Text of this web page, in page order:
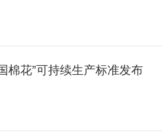
棉花”可持续生产标准发布